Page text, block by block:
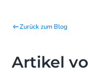
Zurück zum Blog
Artikel